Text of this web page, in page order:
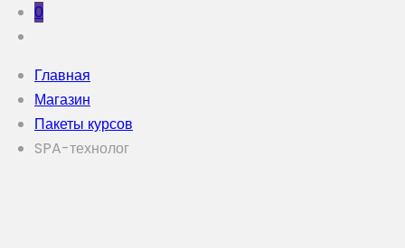
0
Главная
Магазин
Пакеты курсов
SPA-технолог